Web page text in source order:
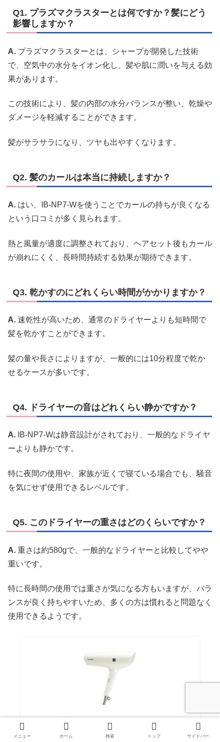
Q1. プラズマクラスターとは何ですか？髪にどう
影響しますか？
A. プラズマクラスターとは、シャープが開発した技術
で、空気中の水分をイオン化し、髪や肌に潤いを与える効
果があります。
この技術により、髪の内部の水分バランスが整い、乾燥や
ダメージを軽減することができます。
髪がサラサラになり、ツヤも出やすくなります。
Q2. 髪のカールは本当に持続しますか？
A. はい、IB-NP7-Wを使うことでカールの持ちが良くなる
という口コミが多く見られます。
熱と風量が適度に調整されており、ヘアセット後もカール
が崩れにくく、長時間持続する効果が期待できます。
Q3. 乾かすのにどれくらい時間がかかりますか？
A. 速乾性が高いため、通常のドライヤーよりも短時間で
髪を乾かすことができます。
髪の量や長さによりますが、一般的には10分程度で乾か
せるケースが多いです。
Q4. ドライヤーの音はどれくらい静かですか？
A. IB-NP7-Wは静音設計がされており、一般的なドライヤ
ーよりも静かです。
特に夜間の使用や、家族が近くで寝ている場合でも、騒音
を気にせず使用できるレベルです。
Q5. このドライヤーの重さはどのくらいですか？
A. 重さは約580gで、一般的なドライヤーと比較してやや
重いです。
特に長時間の使用では重さが気になる方もいますが、バラ
ンスが良く持ちやすいため、多くの方は慣れると問題なく
使用できるようです。
楽天スーパーDEALSHOP
メニュー ホーム 検索 トップ サイドバー